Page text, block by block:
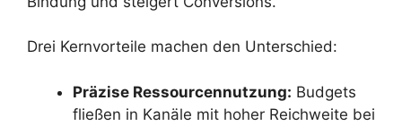
Drei Kernvorteile machen den Unterschied:
Präzise Ressourcennutzung: Budgets
fließen in Kanäle mit hoher Reichweite bei